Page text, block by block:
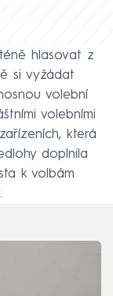
hlasovat z
si vyžádat
volební
volebními
která
doplnila
k volbám